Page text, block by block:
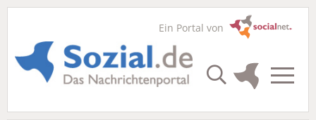
Ein Portal von